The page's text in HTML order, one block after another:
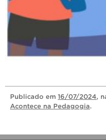
Publicado em 16/07/2024,
Acontece na Pedagogia.